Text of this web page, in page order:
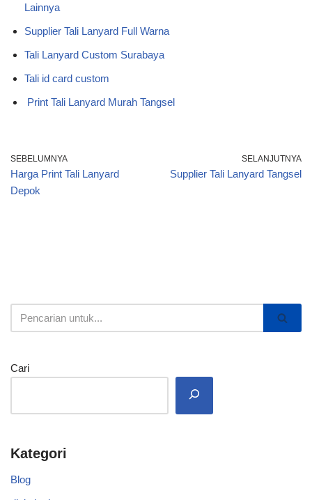
Lainnya
Supplier Tali Lanyard Full Warna
Tali Lanyard Custom Surabaya
Tali id card custom
Print Tali Lanyard Murah Tangsel
SEBELUMNYA
Harga Print Tali Lanyard
Depok
SELANJUTNYA
Supplier Tali Lanyard Tangsel
Cari
Kategori
Blog